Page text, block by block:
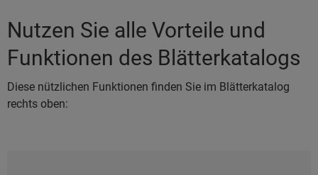
Nutzen Sie alle Vorteile und
Funktionen des Blätterkatalogs
Diese nützlichen Funktionen finden Sie im Blätterkatalog
rechts oben: